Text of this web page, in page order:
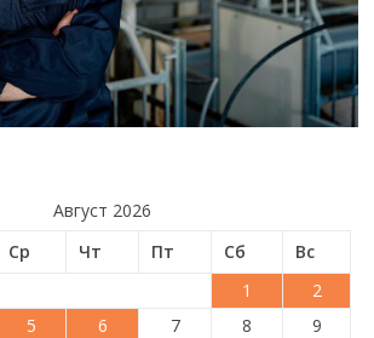
Август 2026
Ср Чт Пт Сб
Вс
1
2
5 6 7 8
9